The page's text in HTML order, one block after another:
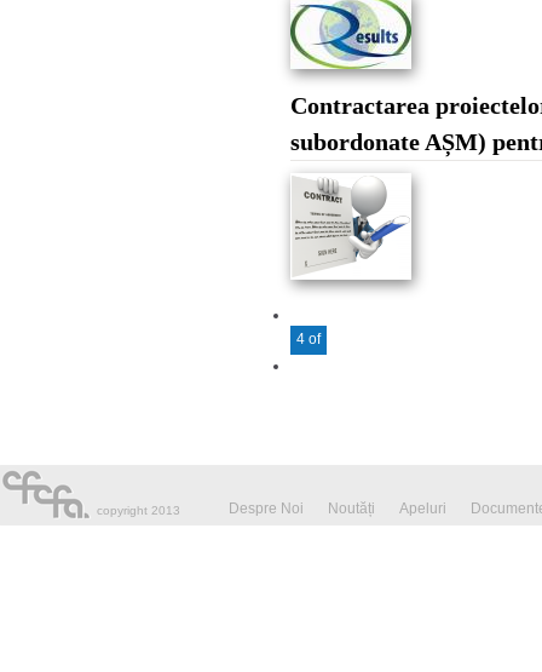
Contractarea
subordonate AȘM)
4 of
copyright 2013 Despre Noi Noutăți Apeluri